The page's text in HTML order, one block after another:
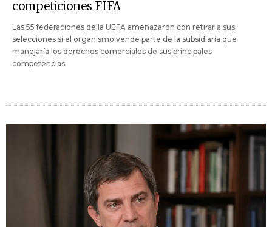
competiciones FIFA
Las 55 federaciones de la UEFA amenazaron con retirar a sus
selecciones si el organismo vende parte de la subsidiaria que
manejaría los derechos comerciales de sus principales
competencias.